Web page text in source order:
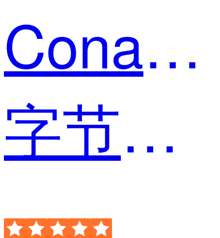
ConanYang
字节跳动有限公司 大数据开发工程师